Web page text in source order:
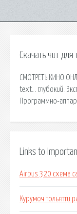
Скачать чит для
СМОТРЕТЬ КИНО
text… глубокий.
Программно-
Links to
Airbus 320 схема
Курумоч тольятти